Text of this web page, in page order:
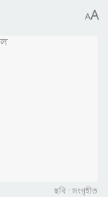
AA
ছবি : সংগৃহীত